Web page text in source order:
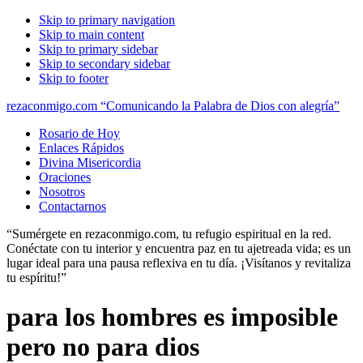
Skip to primary navigation
Skip to main content
Skip to primary sidebar
Skip to secondary sidebar
Skip to footer
rezaconmigo.com “Comunicando la Palabra de Dios con alegría”
Rosario de Hoy
Enlaces Rápidos
Divina Misericordia
Oraciones
Nosotros
Contactarnos
“Sumérgete en rezaconmigo.com, tu refugio espiritual en la red.
Conéctate con tu interior y encuentra paz en tu ajetreada vida; es un
lugar ideal para una pausa reflexiva en tu día. ¡Visítanos y revitaliza
tu espíritu!”
para los hombres es imposible
pero no para dios